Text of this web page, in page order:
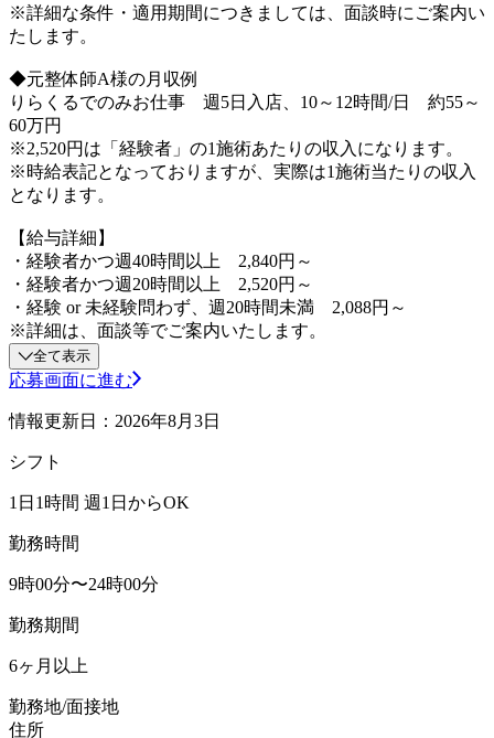
※詳細な条件・適用期間につきましては、面談時にご案内い
たします。
◆元整体師A様の月収例
りらくるでのみお仕事 週5日入店、10～12時間/日 約55～
60万円
※2,520円は「経験者」の1施術あたりの収入になります。
※時給表記となっておりますが、実際は1施術当たりの収入
となります。
【給与詳細】
・経験者かつ週40時間以上 2,840円～
・経験者かつ週20時間以上 2,520円～
・経験 or 未経験問わず、週20時間未満 2,088円～
※詳細は、面談等でご案内いたします。
全て表示
応募画面に進む
情報更新日：2026年8月3日
シフト
1日1時間 週1日からOK
勤務時間
9時00分〜24時00分
勤務期間
6ヶ月以上
勤務地/面接地
住所